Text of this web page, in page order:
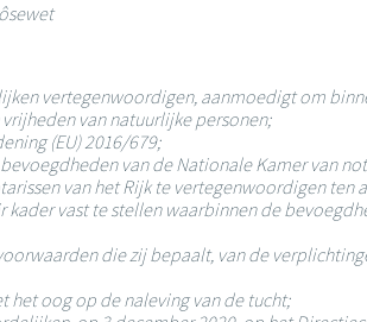
vertegenwoordigen, aanmoedigt om
van natuurlijke personen;
(EU) 2016/679;
van de Nationale Kamer van
van het Rijk te vertegenwoordigen ten
vast te stellen waarbinnen de
die zij bepaalt, van de
het oog op de naleving van de tucht;